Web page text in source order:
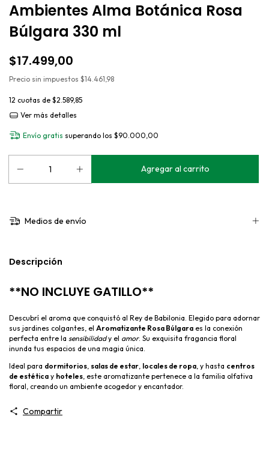
Ambientes Alma Botánica Rosa
Búlgara 330 ml
$17.499,00
Precio sin impuestos $14.461,98
12 cuotas de $2.589,85
Ver más detalles
Envío gratis superando los $90.000,00
Medios de envío
Descripción
**NO INCLUYE GATILLO**
Descubrí el aroma que conquistó al Rey de Babilonia. Elegido para adornar
sus jardines colgantes, el Aromatizante Rosa Búlgara es la conexión
perfecta entre la sensibilidady el amor. Su exquisita fragancia floral
inunda tus espacios de una magia única.
Ideal para dormitorios salas de estar locales de ropa , y hasta centros
de estética y hoteles , este aromatizante pertenece a la familia olfativa
floral, creando un ambiente acogedor y encantador.
Compartir